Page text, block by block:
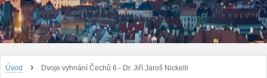
Úvod › Dvoje vyhnání Čechů 6 - Dr. Jiří Jaroš Nickelli